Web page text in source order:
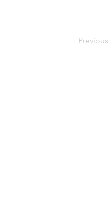
Previous